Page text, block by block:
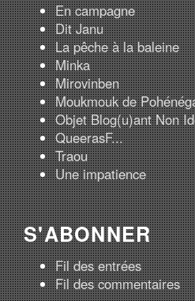
En campagne
Dit Janu
La pêche à la baleine
Minka
Mirovinben
Moukmouk de
Objet Blog(u)ant Non
QueerasF...
Traou
Une impatience
S'ABONNER
Fil des entrées
Fil des commentaires